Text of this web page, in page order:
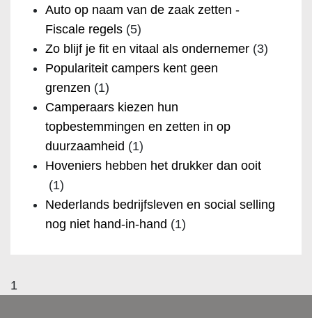
Auto op naam van de zaak zetten -
Fiscale regels (5)
Zo blijf je fit en vitaal als ondernemer (3)
Populariteit campers kent geen
grenzen (1)
Camperaars kiezen hun
topbestemmingen en zetten in op
duurzaamheid (1)
Hoveniers hebben het drukker dan ooit
(1)
Nederlands bedrijfsleven en social selling
nog niet hand-in-hand (1)
1